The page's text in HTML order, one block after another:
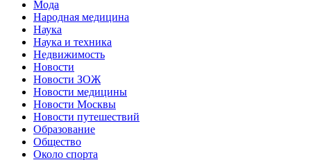
Мода
Народная медицина
Наука
Наука и техника
Недвижимость
Новости
Новости ЗОЖ
Новости медицины
Новости Москвы
Новости путешествий
Образование
Общество
Около спорта